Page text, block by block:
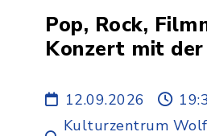
Pop, Rock,
Konzert mit der Big Band
12.09.2026
Kulturzentrum